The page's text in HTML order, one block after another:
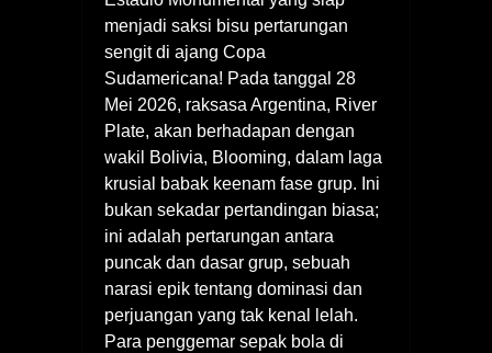
menjadi saksi bisu pertarungan
sengit di ajang Copa
Sudamericana! Pada tanggal 28
Mei 2026, raksasa Argentina, River
Plate, akan berhadapan dengan
wakil Bolivia, Blooming, dalam laga
krusial babak keenam fase grup. Ini
bukan sekadar pertandingan biasa;
ini adalah pertarungan antara
puncak dan dasar grup, sebuah
narasi epik tentang dominasi dan
perjuangan yang tak kenal lelah.
Para penggemar sepak bola di